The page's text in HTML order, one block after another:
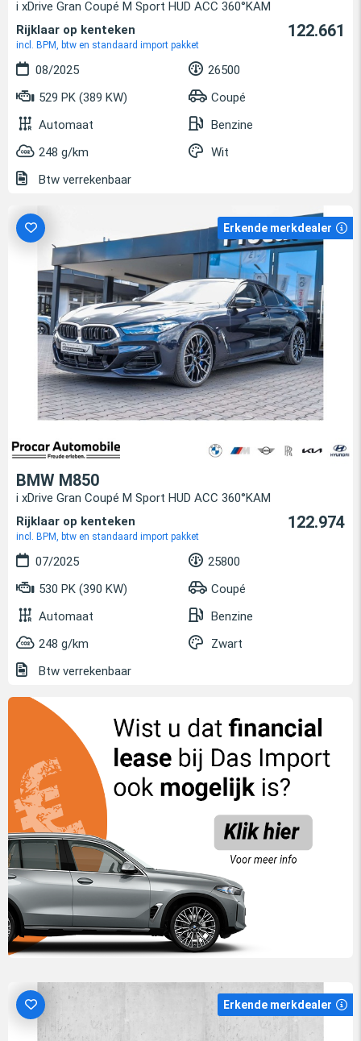
i xDrive Gran Coupé M Sport HUD ACC 360°KAM
Rijklaar op kenteken
incl. BPM, btw en standaard import pakket
122.661
08/2025
26500
529 PK (389 KW)
Coupé
Automaat
Benzine
248 g/km
Wit
Btw verrekenbaar
Erkende merkdealer
BMW M850
i xDrive Gran Coupé M Sport HUD ACC 360°KAM
Rijklaar op kenteken
incl. BPM, btw en standaard import pakket
122.974
07/2025
25800
530 PK (390 KW)
Coupé
Automaat
Benzine
248 g/km
Zwart
Btw verrekenbaar
Erkende merkdealer